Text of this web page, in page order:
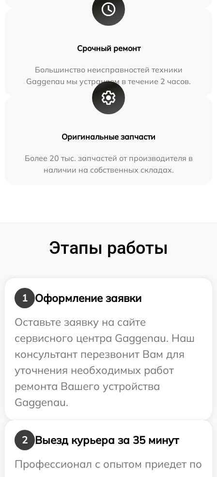
Срочный ремонт
Большинство неисправностей техники
Gaggenau мы устраняем в течение 2 часов.
Оригинальные запчасти
Более 20 тыс. запчастей от производителя в
наличии на собственных складах.
Этапы работы
1
Оформление заявки
Оставьте заявку на сайте
сервисного центра Gaggenau. Наш
консультант перезвонит Вам для
уточнения необходимых работ
ремонта Вашего устройства
Gaggenau.
2
Выезд курьера за 35 минут
Профессионал с опытом приедет по